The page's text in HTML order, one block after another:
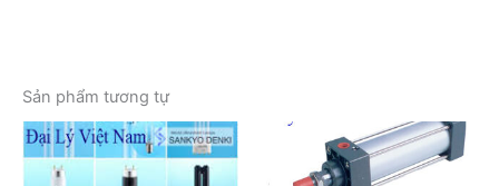
Sản phẩm tương tự